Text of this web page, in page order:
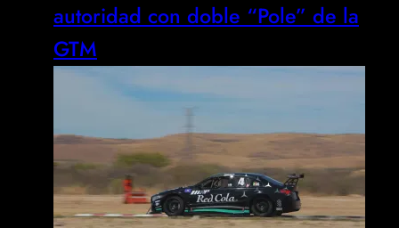
autoridad con doble “Pole” de la
GTM